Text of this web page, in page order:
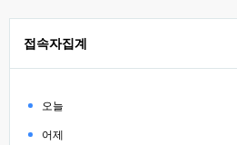
접속자집계
오늘
어제